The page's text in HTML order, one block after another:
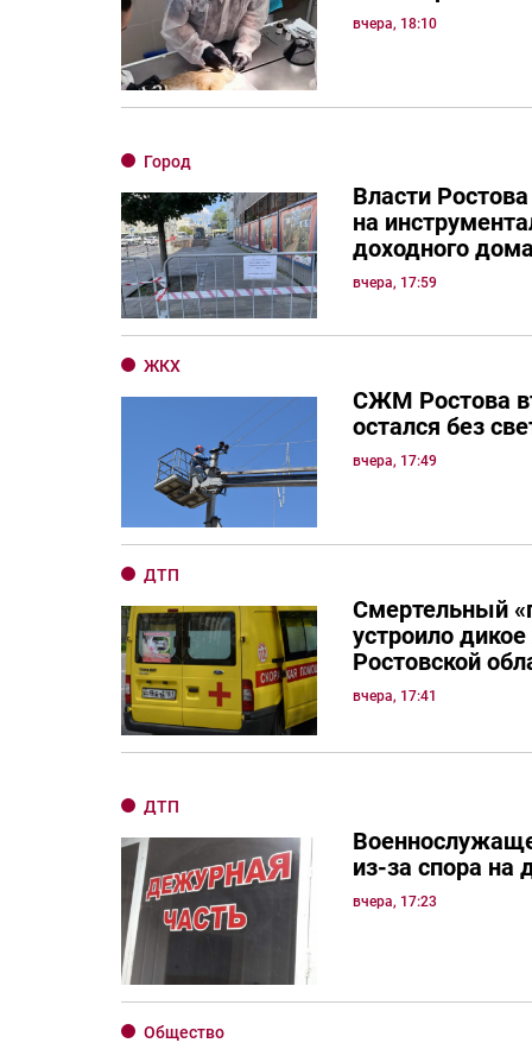
вчера, 18:10
Город
Власти
на
доходного
вчера, 17:59
ЖКХ
СЖМ Ростова
остался без
вчера, 17:49
ДТП
Смертельный
устроило
Ростовской
вчера, 17:41
ДТП
из-за спора на
вчера, 17:23
Общество